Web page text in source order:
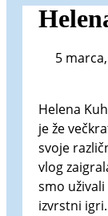
5
Helena
je že
svoje
vlog
smo
izvrstni igri.